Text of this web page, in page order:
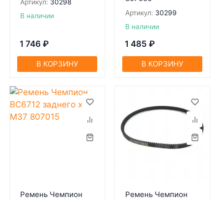
Артикул: 30298
В наличии
1 746 ₽
В КОРЗИНУ
Артикул: 30299
В наличии
1 485 ₽
В КОРЗИНУ
Ремень Чемпион
Ремень Чемпион